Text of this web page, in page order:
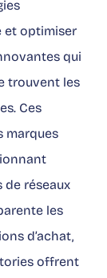
et optimiser
qui
trouvent les
Ces
marques
de réseaux
les
d’achat,
offrent